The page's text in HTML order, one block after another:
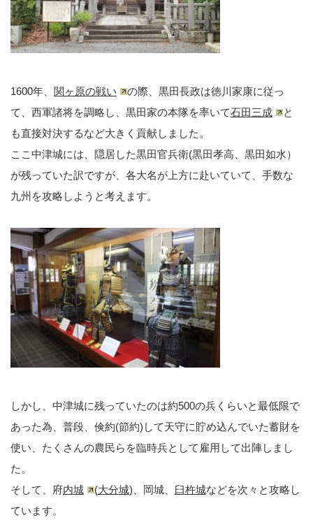
1600年、 関ヶ原の戦い
の際、黒田長政は徳川家康に従っ
て、西軍諸将を調略し、黒田家の本隊を率いて石田三成
と
も直接対決するなど大きく貢献しました。
ここ中津城には、隠居した黒田官兵衛(黒田孝高、黒田如水）
が残っていた訳ですが、各大名が上方に赴いていて、手数な
九州を攻略しようと考えます。
しかし、中津城に残っていたのは約500の兵くらいと最低限で
あった為、普段、倹約(節約)して天守に貯め込んでいた蓄財を
使い、たくさんの農民らを臨時兵として雇用して出陣しまし
た。
そして、府内城 (大分城)、岡城、 臼杵城などを次々と攻略し
ています。